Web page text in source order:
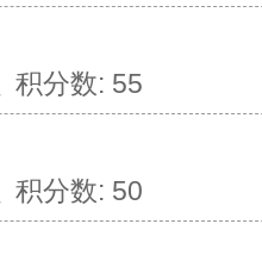
积分数: 55
积分数: 50